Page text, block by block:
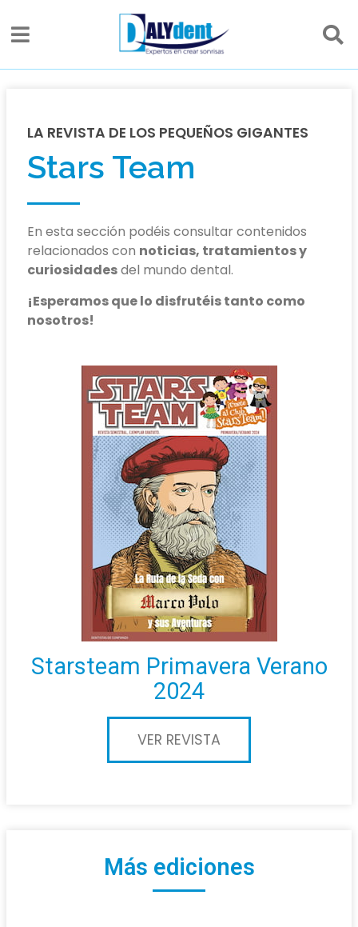
LA REVISTA DE LOS PEQUEÑOS GIGANTES
Stars Team
En esta sección podéis consultar contenidos
relacionados con noticias, tratamientos y
curiosidadesdel mundo dental.
¡Esperamos que lo disfrutéis tanto como
nosotros!
Starsteam Primavera Verano
2024
VER REVISTA
Más ediciones